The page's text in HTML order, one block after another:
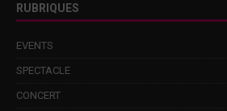
RUBRIQUES
EVENTS
SPECTACLE
CONCERT